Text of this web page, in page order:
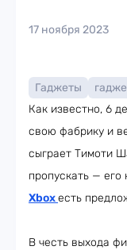
17 ноября 2023
Гаджеты
Как известно, 6
свою фабрику и
сыграет Тимоти
пропускать — его
Xboxесть
В честь выхода